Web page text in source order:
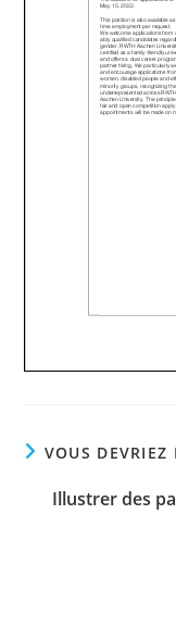
VOUS DEVRIEZ
Illustrer des